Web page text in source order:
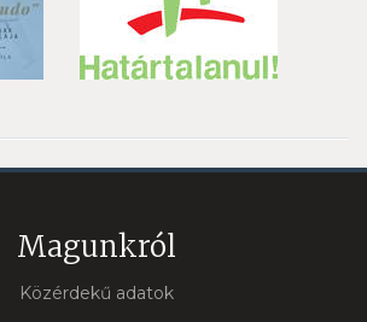
Magunkról
Közérdekű adatok